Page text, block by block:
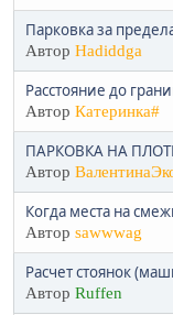
Парковка за
Автор Hadiddga
Расстояние до
Автор Катеринка#
ПАРКОВКА НА
Автор
Когда места на
Автор sawwwag
Расчет стоянок
Автор Ruffen